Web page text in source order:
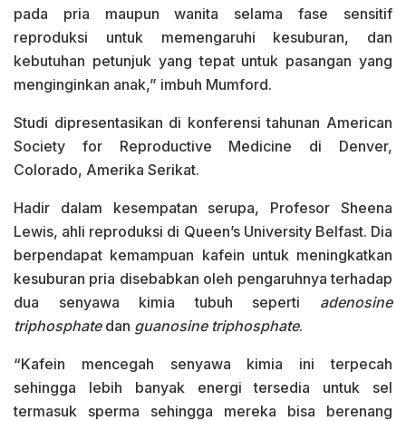
pada pria maupun wanita selama fase sensitif
reproduksi untuk memengaruhi kesuburan, dan
kebutuhan petunjuk yang tepat untuk pasangan yang
menginginkan anak,” imbuh Mumford.
Studi dipresentasikan di konferensi tahunan American
Society for Reproductive Medicine di Denver,
Colorado, Amerika Serikat.
Hadir dalam kesempatan serupa, Profesor Sheena
Lewis, ahli reproduksi di Queen’s University Belfast. Dia
berpendapat kemampuan kafein untuk meningkatkan
kesuburan pria disebabkan oleh pengaruhnya terhadap
dua senyawa kimia tubuh seperti adenosine
triphosphatedan guanosine triphosphate.
“Kafein mencegah senyawa kimia ini terpecah
sehingga lebih banyak energi tersedia untuk sel
termasuk sperma sehingga mereka bisa berenang